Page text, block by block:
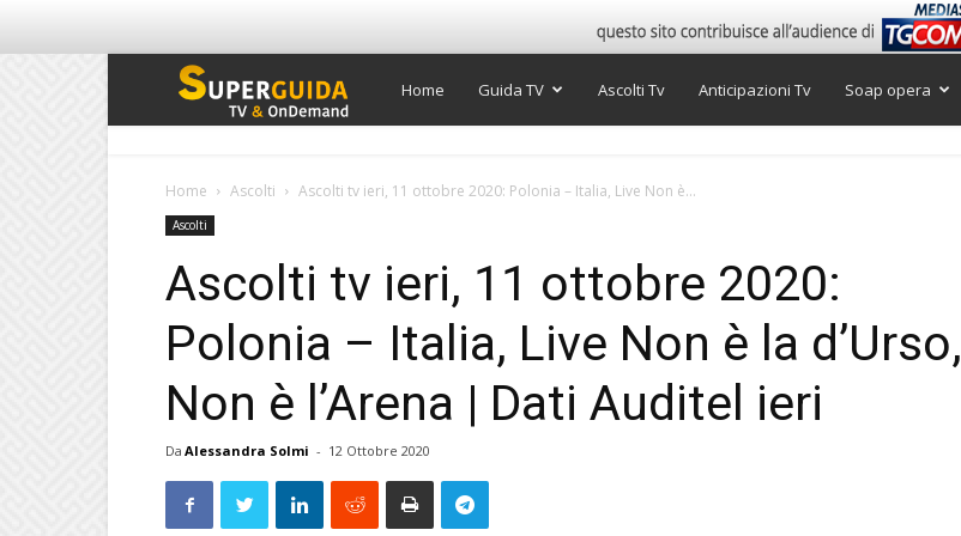
Super
Home Guida TV Ascolti Tv Anticipazioni Tv Soap opera
Home Ascolti Ascolti tv ieri, 11 ottobre 2020: Polonia – Italia, Live Non è...
Ascolti
Ascolti tv ieri, 11 ottobre 2020:
Polonia – Italia, Live Non è la d’Urso,
Non è l’Arena | Dati Auditel ieri
Da Alessandra Solmi - 12 Ottobre 2020